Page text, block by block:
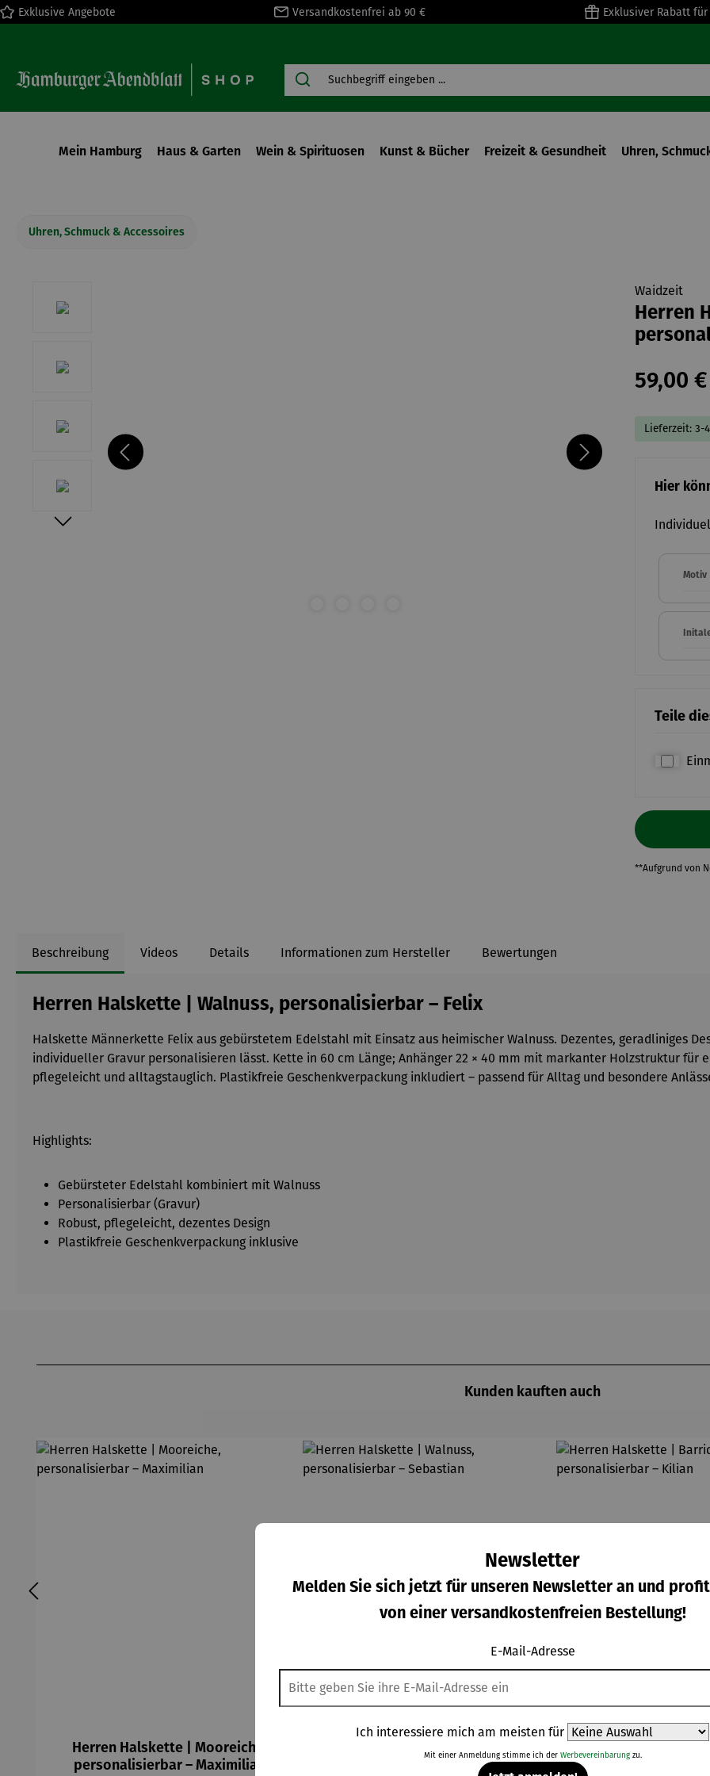
Zur Hauptnavigation springen
Exklusive Angebote Versandkostenfrei ab 90 € Exklusiver Rabatt
Mein Hamburg Haus & Garten Wein & Spirituosen Kunst & Bücher Freizeit & Gesundheit Uhren,
Uhren, Schmuck & Accessoires
Waidzeit
Herren
59,00 €
Lieferzeit: 3-
Hier
Motiv
Teile
**Aufgrund von
Beschreibung Videos Details Informationen zum Hersteller Bewertungen
Herren Halskette | Walnuss, personalisierbar – Felix
Halskette Männerkette Felix aus gebürstetem Edelstahl mit Einsatz aus heimischer Walnuss. Dezentes, geradliniges
individueller Gravur personalisieren lässt. Kette in 60 cm Länge; Anhänger 22 × 40 mm mit markanter Holzstruktur für
pflegeleicht und alltagstauglich. Plastikfreie Geschenkverpackung inkludiert – passend für Alltag und besondere
Highlights:
Gebürsteter Edelstahl kombiniert mit Walnuss
Personalisierbar (Gravur)
Robust, pflegeleicht, dezentes Design
Plastikfreie Geschenkverpackung inklusive
Kunden kauften auch
Herren Halskette | Mooreiche,
personalisierbar – Maximilian
Herren Halskette | Walnuss,
personalisierbar – Sebastian
Herren Halskette |
personalisierbar
Newsletter
Melden Sie sich jetzt für unseren Newsletter an und
von einer versandkostenfreien Bestellung!
E-Mail-Adresse
Ich interessiere mich am meisten für
Mit einer Anmeldung stimme ich der Werbevereinbarungzu.